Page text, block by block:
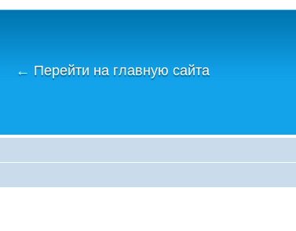
← Перейти на главную сайта